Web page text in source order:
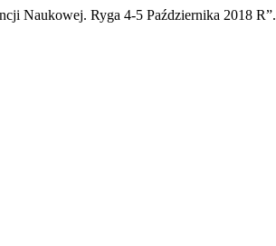
Naukowej. Ryga 4-5 Października 2018 R”.